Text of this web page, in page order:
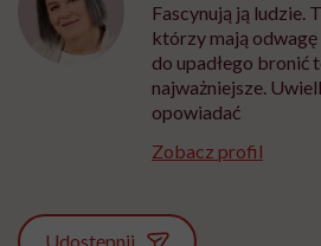
Fascynują ją ludzie.
którzy mają
do upadłego bronić
najważniejsze.
opowiadać
Zobacz profil
Udostępnij